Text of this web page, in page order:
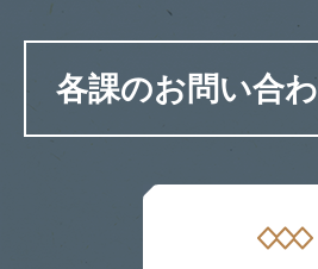
各課のお問い合